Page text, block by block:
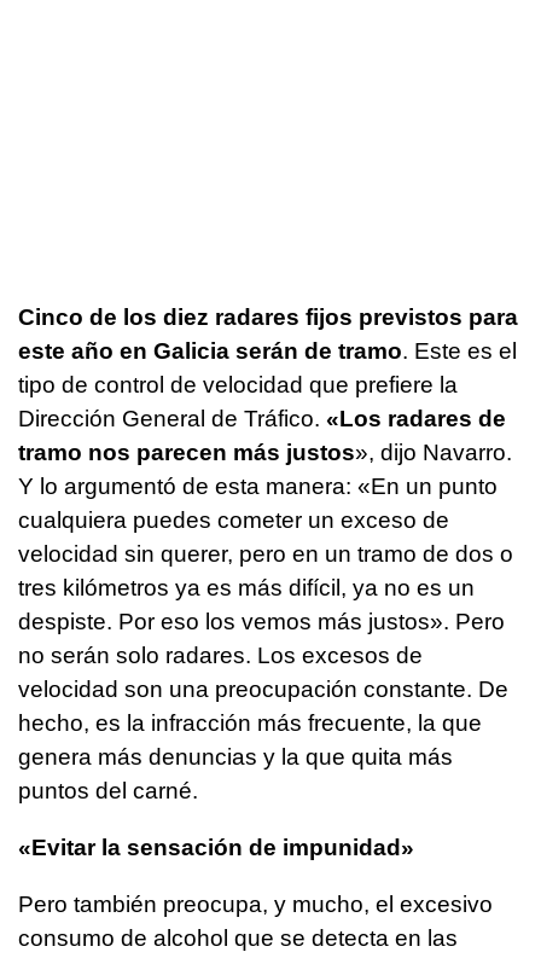
Cinco de los diez radares fijos previstos para
este año en Galicia serán de tramo. Este es el
tipo de control de velocidad que prefiere la
Dirección General de Tráfico. «Los radares de
tramo nos parecen más justos», dijo Navarro.
Y lo argumentó de esta manera: «En un punto
cualquiera puedes cometer un exceso de
velocidad sin querer, pero en un tramo de dos o
tres kilómetros ya es más difícil, ya no es un
despiste. Por eso los vemos más justos». Pero
no serán solo radares. Los excesos de
velocidad son una preocupación constante. De
hecho, es la infracción más frecuente, la que
genera más denuncias y la que quita más
puntos del carné.
«Evitar la sensación de impunidad»
Pero también preocupa, y mucho, el excesivo
consumo de alcohol que se detecta en las